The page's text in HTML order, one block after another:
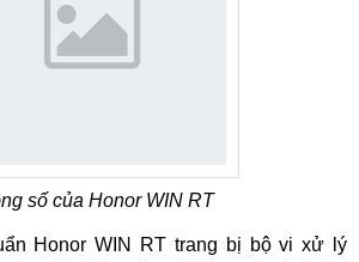
số của Honor WIN RT
Honor WIN RT trang bị bộ vi xử lý